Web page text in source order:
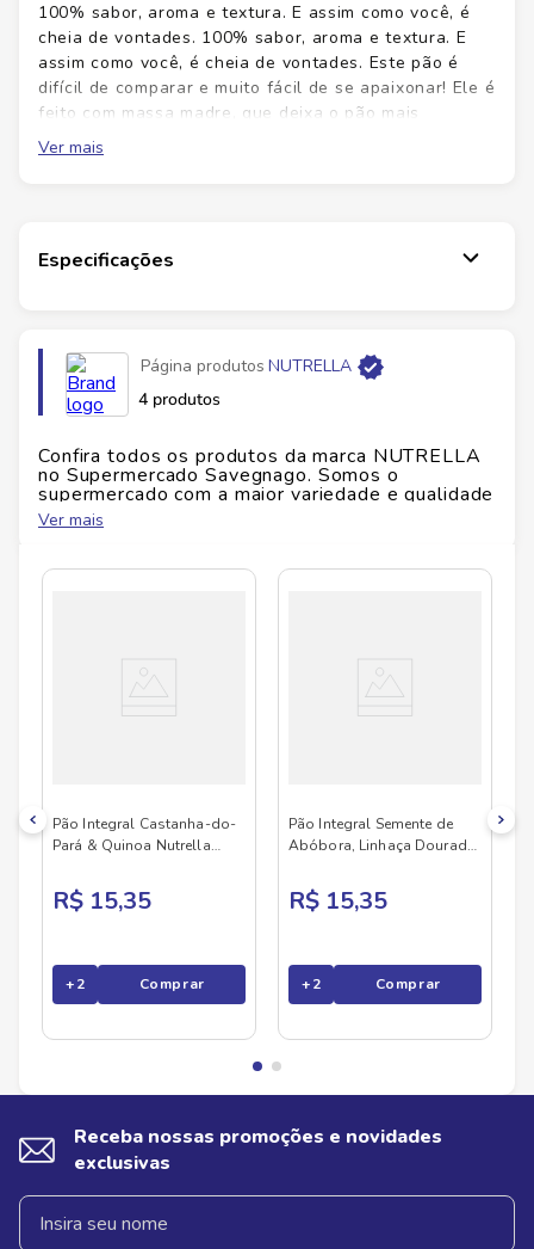
100% sabor, aroma e textura. E assim como você, é
cheia de vontades. 100% sabor, aroma e textura. E
assim como você, é cheia de vontades. Este pão é
difícil de comparar e muito fácil de se apaixonar! Ele é
feito com massa madre, que deixa o pão mais
aromático e saboroso. Só isso já o torna um alimento
incrível! Mas ele consegue ser ainda melhor e fugir
Ver mais
Especificações
Página produtos NUTRELLA
4 produtos
Confira todos os produtos da marca NUTRELLA
no Supermercado Savegnago. Somos o
supermercado com a maior variedade e qualidade
do Brasil!
de produtos NUTRELLA , confira abaixo:
Ver mais
Pão Integral Castanha-do-
Pará & Quinoa Nutrella
R$ 15,35
+2 Comprar
Pão Integral Semente de
Abóbora, Linhaça Dourada
R$ 15,35
+2 Comprar
Receba nossas promoções e novidades
exclusivas